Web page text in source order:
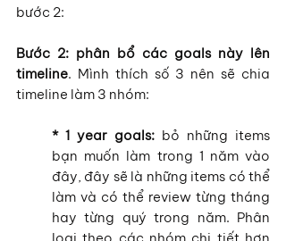
bước 2:
Bước 2: phân bổ các goals này lên
timeline. Mình thích số 3 nên sẽ chia
timeline làm 3 nhóm:
* 1 year goals: bỏ những items
bạn muốn làm trong 1 năm vào
đây, đây sẽ là những items có thể
làm và có thể review từng tháng
hay từng quý trong năm. Phân